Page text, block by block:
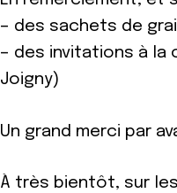
– des sachets de
– des invitations à la
Joigny)
Un grand merci par
À très bientôt, sur